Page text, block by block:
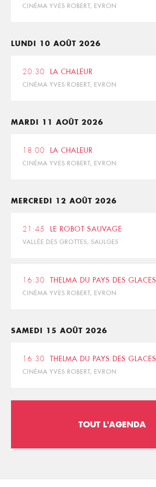
CINÉMA YVES ROBERT, EVRON
LUNDI 10 AOÛT 2026
20:30 LA CHALEUR
CINÉMA YVES ROBERT, EVRON
MARDI 11 AOÛT 2026
18:00 LA CHALEUR
CINÉMA YVES ROBERT, EVRON
MERCREDI 12 AOÛT 2026
21:45 LE ROBOT SAUVAGE
VALLÉE DES GROTTES, SAULGES
16:30 THELMA DU PAYS DES GLACES
CINÉMA YVES ROBERT, EVRON
SAMEDI 15 AOÛT 2026
16:30 THELMA DU PAYS DES GLACES
CINÉMA YVES ROBERT, EVRON
TOUT L'AGENDA